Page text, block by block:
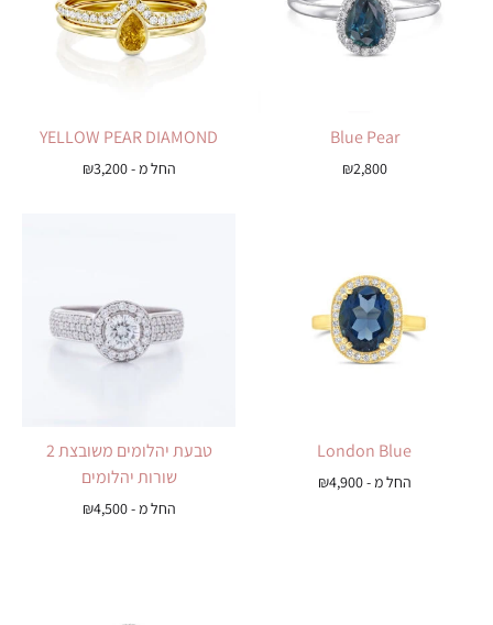
Blue Pear
₪2,800
YELLOW PEAR DIAMOND
החל מ - ₪3,200
London Blue
החל מ - ₪4,900
טבעת יהלומים משובצת 2
שורות יהלומים
החל מ - ₪4,500